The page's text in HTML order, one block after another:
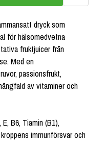
dryck som
för hälsomedvetna
fruktjuicer från
Med en
passionsfrukt,
av vitaminer och
B6, Tiamin (B1),
immunförsvar och